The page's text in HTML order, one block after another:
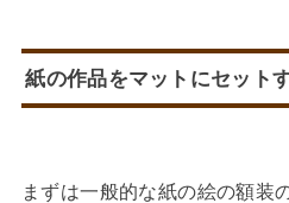
紙の作品をマットにセット
まずは一般的な紙の絵の額装